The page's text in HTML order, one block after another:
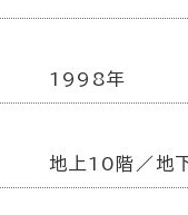
1998年
地上10階／地